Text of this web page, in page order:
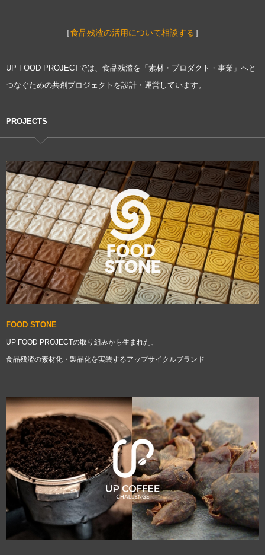
［食品残渣の活用について相談する ］
UP FOOD PROJECTでは、食品残渣を「素材・プロダクト・事業」へと
つなぐための共創プロジェクトを設計・運営しています。
PROJECTS
FOOD STONE
UP FOOD PROJECTの取り組みから生まれた、
食品残渣の素材化・製品化を実装するアップサイクルブランド